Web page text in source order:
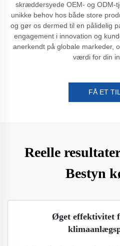
skræddersyede OEM- og ODM-
unikke behov hos både store
og gør os dermed til en pålidelig
engagement i innovation og
anerkendt på globale markeder,
værdi for din
FÅ ET
Reelle
Bestyn
Øget effektivitet